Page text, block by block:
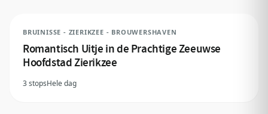
BRUINISSE - ZIERIKZEE - BROUWERSHAVEN
Romantisch Uitje in de Prachtige Zeeuwse
Hoofdstad Zierikzee
3 stopsHele dag